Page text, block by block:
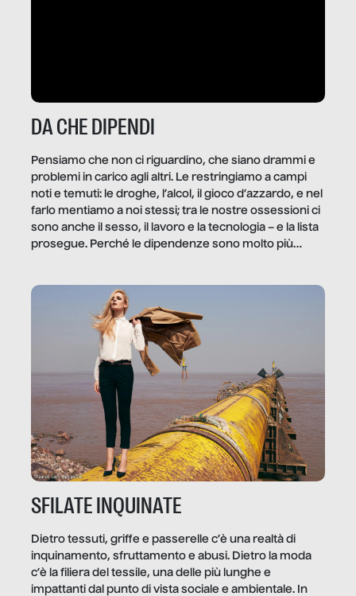
DA CHE DIPENDI
Pensiamo che non ci riguardino, che siano drammi e
problemi in carico agli altri. Le restringiamo a campi
noti e temuti: le droghe, l’alcol, il gioco d’azzardo, e nel
farlo mentiamo a noi stessi; tra le nostre ossessioni ci
sono anche il sesso, il lavoro e la tecnologia – e la lista
prosegue. Perché le dipendenze sono molto più
trae un guadagno. In questo reportage vediamo
quale e come.
SFILATE INQUINATE
Dietro tessuti, griffe e passerelle c’è una realtà di
inquinamento, sfruttamento e abusi. Dietro la moda
c’è la filiera del tessile, una delle più lunghe e
impattanti dal punto di vista sociale e ambientale. In